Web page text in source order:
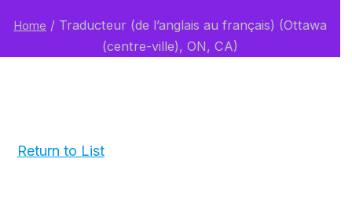
Home / Traducteur (de l’anglais au français) (Ottawa
(centre-ville), ON, CA)
Return to List